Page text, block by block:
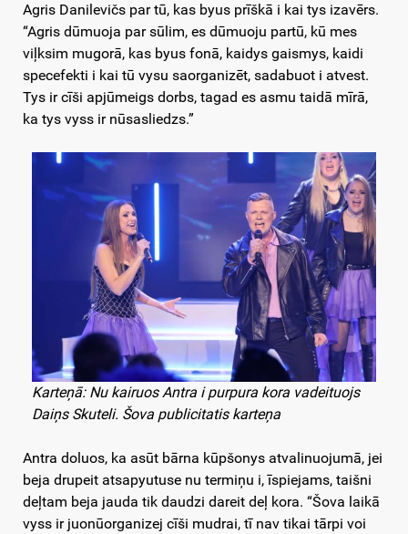
Agris Danilevičs par tū, kas byus prīškā i kai tys izavērs.
“Agris dūmuoja par sūlim, es dūmuoju partū, kū mes
viļksim mugorā, kas byus fonā, kaidys gaismys, kaidi
specefekti i kai tū vysu saorganizēt, sadabuot i atvest.
Tys ir cīši apjūmeigs dorbs, tagad es asmu taidā mīrā,
ka tys vyss ir nūsasliedzs.”
Karteņā: Nu kairuos Antra i purpura kora vadeituojs
Daiņs Skuteli. Šova publicitatis karteņa
Antra doluos, ka asūt bārna kūpšonys atvalinuojumā, jei
beja drupeit atsapyutuse nu termiņu i, īspiejams, taišni
deļtam beja jauda tik daudzi dareit deļ kora. “Šova laikā
vyss ir juonūorganizej cīši mudrai, tī nav tikai tārpi voi